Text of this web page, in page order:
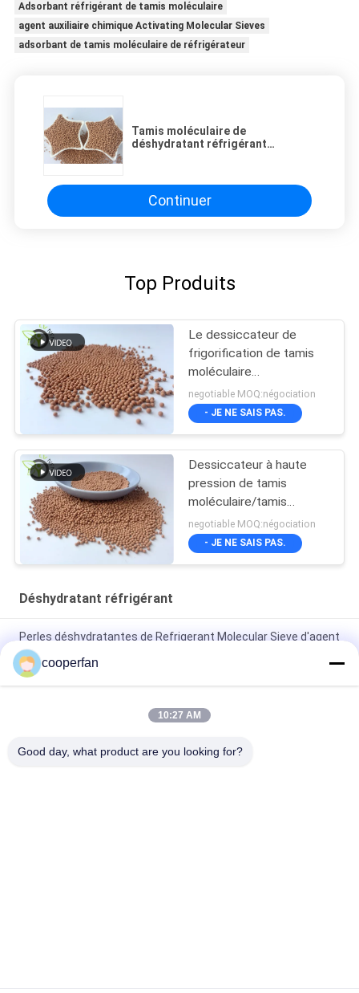
Adsorbant réfrigérant de tamis moléculaire
agent auxiliaire chimique Activating Molecular Sieves
adsorbant de tamis moléculaire de réfrigérateur
Tamis moléculaire de
déshydratant réfrigérant
Continuer
Top Produits
Le dessiccateur de
frigorification de tamis
moléculaire
d'usines/tamis
moléculaire perle XH-9
negotiable MOQ:négociation
- JE NE SAIS PAS.
Dessiccateur à haute
pression de tamis
moléculaire/tamis
moléculaire réfrigérant
de Zeochem
negotiable MOQ:négociation
- JE NE SAIS PAS.
Déshydratant réfrigérant
Perles déshydratantes de Refrigerant Molecular Sieve d'agent
auxiliaire chimique
Le déshydratant déshydratant activé de tamis moléculaire de
réfrigérant d'alumine perle 25kg/bag
résistance à la pression 85N
cooperfan
10:27 AM
Good day, what product are you looking for?